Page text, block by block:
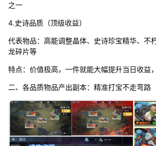
之一
4.史诗品质（顶级收益）
代表物品：高能调整晶体、史诗珍宝精华、不
龙碎片等
特点：价值极高，一件就能大幅提升当日收益
二、各品质物品产出副本：精准打宝不走弯路